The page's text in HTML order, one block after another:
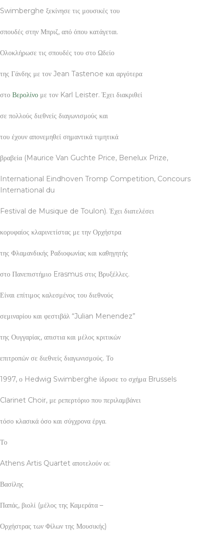
Swimberghe ξεκίνησε τις μουσικές του
σπουδές στην Μπριζ, από όπου κατάγεται.
Ολοκλήρωσε τις σπουδές του στο Ωδείο
της Γάνδης με τον Jean Tastenoe και αργότερα
στο Βερολίνο με τον Karl Leister. Έχει διακριθεί
σε πολλούς διεθνείς διαγωνισμούς και
του έχουν απονεμηθεί σημαντικά τιμητικά
βραβεία (Maurice Van Guchte Price, Benelux Prize,
International Eindhoven Tromp Competition, Concours
International du
Festival de Musique de Toulon). Έχει διατελέσει
κορυφαίος κλαρινετίστας με την Ορχήστρα
της Φλαμανδικής Ραδιοφωνίας και καθηγητής
στο Πανεπιστήμιο Erasmus στις Βρυξέλλες.
Είναι επίτιμος καλεσμένος του διεθνούς
σεμιναρίου και φεστιβάλ “Julian Menendez”
της Ουγγαρίας, απιστια και μέλος κριτικών
επιτροπών σε διεθνείς διαγωνισμούς. Το
1997, ο Hedwig Swimberghe ίδρυσε το σχήμα Brussels
Clarinet Choir, με ρεπερτόριο που περιλαμβάνει
τόσο κλασικά όσο και σύγχρονα έργα.
Το
Athens Artis Quartet αποτελούν οι:
Βασίλης
Παπάς, βιολί (μέλος της Καμεράτα –
Ορχήστρας των Φίλων της Μουσικής)